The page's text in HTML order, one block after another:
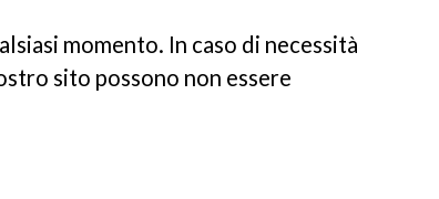
momento. In caso di necessità
sito possono non essere